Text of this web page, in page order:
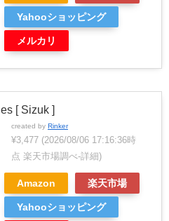
Yahooショッピング
メルカリ
es [ Sizuk ]
created by Rinker
¥3,477 (2026/08/06 17:16:36時
点 楽天市場調べ-詳細)
Amazon 楽天市場
Yahooショッピング